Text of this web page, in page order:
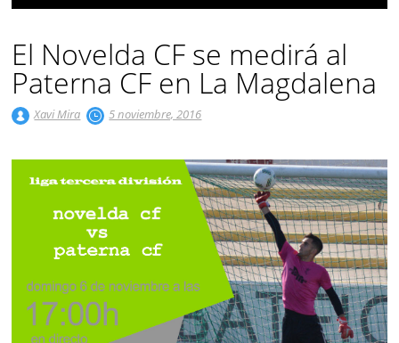
El Novelda CF se medirá al
Paterna CF en La Magdalena
Xavi Mira 5 noviembre, 2016